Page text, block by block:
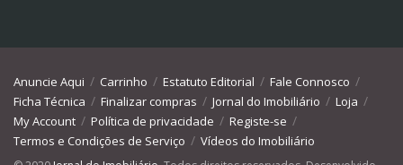
Anuncie Aqui Carrinho Estatuto Editorial
Fale Connosco
Ficha Técnica
Finalizar compras Jornal do Imobiliário
Loja
My Account
Política de privacidade
Registe-se
Termos e Condições de Serviço
Vídeos do Imobiliário